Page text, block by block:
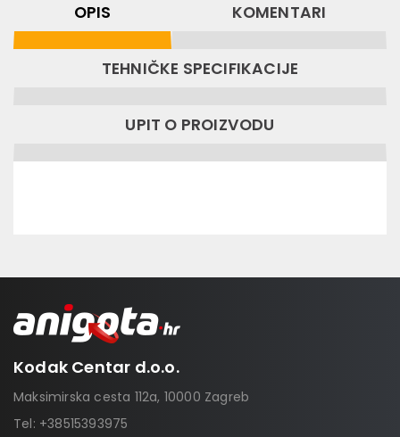
OPIS KOMENTARI
TEHNIČKE SPECIFIKACIJE
UPIT O PROIZVODU
Kodak Centar d.o.o.
Maksimirska cesta 112a, 10000 Zagreb
Tel: +38515393975